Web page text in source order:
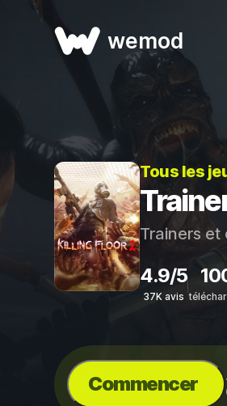
wemod
Tous les
Trainers et
4.9/5
37K avis
Commencer